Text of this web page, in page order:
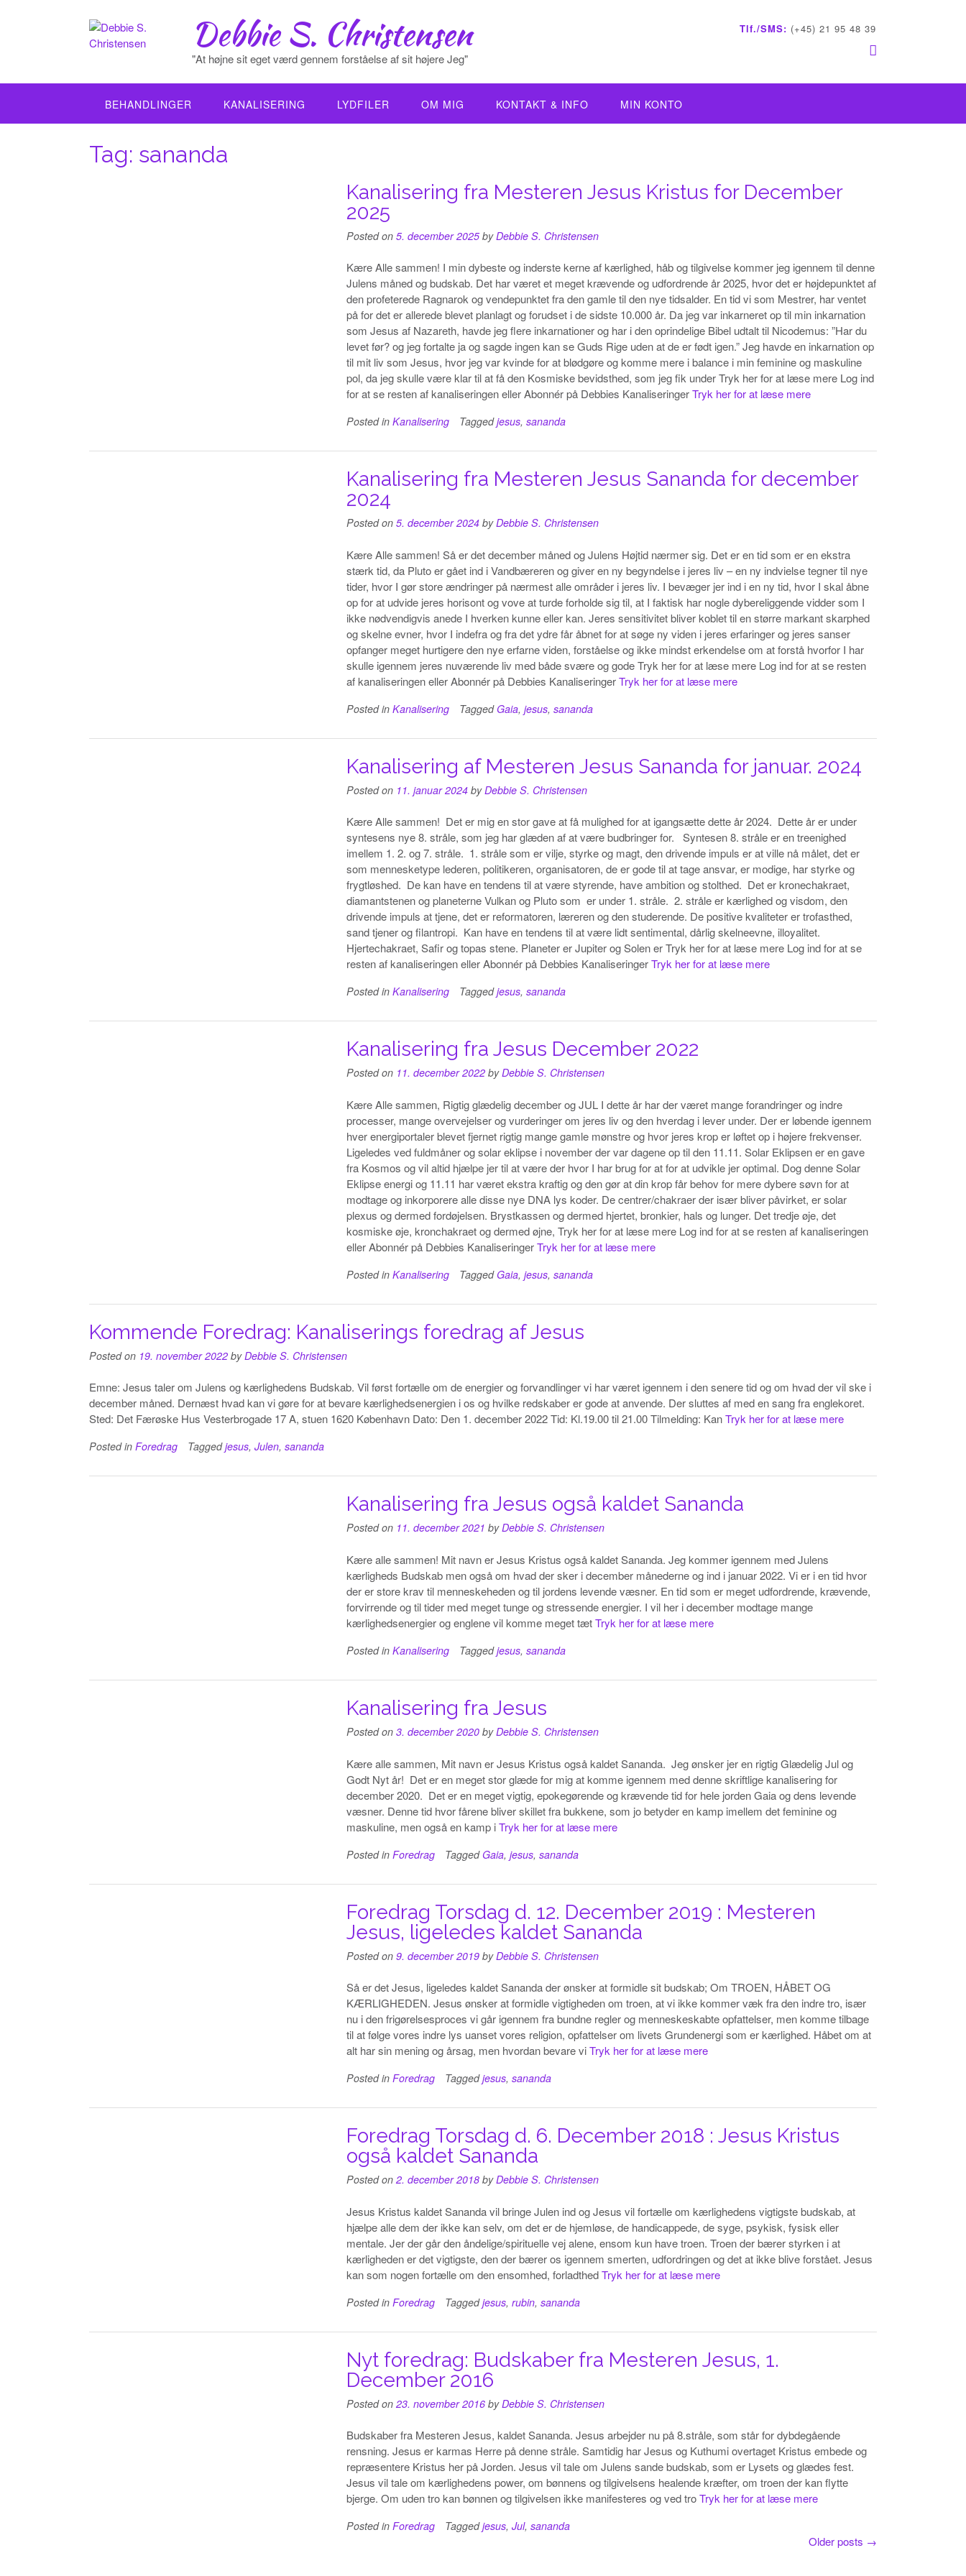
Debbie S. Christensen
"At højne sit eget værd gennem forståelse af sit højere Jeg"
Tlf./SMS: (+45) 21 95 48 39
BEHANDLINGER KANALISERING LYDFILER OM MIG KONTAKT & INFO MIN KONTO
Tag: sananda
Kanalisering fra Mesteren Jesus Kristus for December
2025
Posted on5. december 2025 byDebbie S. Christensen
Kære Alle sammen! I min dybeste og inderste kerne af kærlighed, håb og tilgivelse kommer jeg igennem til denne
Julens måned og budskab. Det har været et meget krævende og udfordrende år 2025, hvor det er højdepunktet af
den profeterede Ragnarok og vendepunktet fra den gamle til den nye tidsalder. En tid vi som Mestrer, har ventet
på for det er allerede blevet planlagt og forudset i de sidste 10.000 år. Da jeg var inkarneret op til min inkarnation
som Jesus af Nazareth, havde jeg flere inkarnationer og har i den oprindelige Bibel udtalt til Nicodemus: ”Har du
levet før? og jeg fortalte ja og sagde ingen kan se Guds Rige uden at de er født igen.” Jeg havde en inkarnation op
til mit liv som Jesus, hvor jeg var kvinde for at blødgøre og komme mere i balance i min feminine og maskuline
pol, da jeg skulle være klar til at få den Kosmiske bevidsthed, som jeg fik under Tryk her for at læse mere Log ind
for at se resten af kanaliseringen eller Abonnér på Debbies KanaliseringerTryk her for at læse mere
Posted inKanalisering Taggedjesus,sananda
Kanalisering fra Mesteren Jesus Sananda for december
2024
Posted on5. december 2024 byDebbie S. Christensen
Kære Alle sammen! Så er det december måned og Julens Højtid nærmer sig. Det er en tid som er en ekstra
stærk tid, da Pluto er gået ind i Vandbæreren og giver en ny begyndelse i jeres liv – en ny indvielse tegner til nye
tider, hvor I gør store ændringer på nærmest alle områder i jeres liv. I bevæger jer ind i en ny tid, hvor I skal åbne
op for at udvide jeres horisont og vove at turde forholde sig til, at I faktisk har nogle dybereliggende vidder som I
ikke nødvendigvis anede I hverken kunne eller kan. Jeres sensitivitet bliver koblet til en større markant skarphed
og skelne evner, hvor I indefra og fra det ydre får åbnet for at søge ny viden i jeres erfaringer og jeres sanser
opfanger meget hurtigere den nye erfarne viden, forståelse og ikke mindst erkendelse om at forstå hvorfor I har
skulle igennem jeres nuværende liv med både svære og gode Tryk her for at læse mere Log ind for at se resten
af kanaliseringen eller Abonnér på Debbies KanaliseringerTryk her for at læse mere
Posted inKanalisering Tagged Gaia,jesus,sananda
Kanalisering af Mesteren Jesus Sananda for januar. 2024
Posted on 11. januar 2024 byDebbie S. Christensen
Kære Alle sammen! Det er mig en stor gave at få mulighed for at igangsætte dette år 2024. Dette år er under
syntesens nye 8. stråle, som jeg har glæden af at være budbringer for. Syntesen 8. stråle er en treenighed
imellem 1. 2. og 7. stråle. 1. stråle som er vilje, styrke og magt, den drivende impuls er at ville nå målet, det er
som mennesketype lederen, politikeren, organisatoren, de er gode til at tage ansvar, er modige, har styrke og
frygtløshed. De kan have en tendens til at være styrende, have ambition og stolthed. Det er kronechakraet,
diamantstenen og planeterne Vulkan og Pluto som er under 1. stråle. 2. stråle er kærlighed og visdom, den
drivende impuls at tjene, det er reformatoren, læreren og den studerende. De positive kvaliteter er trofasthed,
sand tjener og filantropi. Kan have en tendens til at være lidt sentimental, dårlig skelneevne, illoyalitet.
Hjertechakraet, Safir og topas stene. Planeter er Jupiter og Solen er Tryk her for at læse mere Log ind for at se
resten af kanaliseringen eller Abonnér på Debbies KanaliseringerTryk her for at læse mere
Posted inKanalisering Taggedjesus,sananda
Kanalisering fra Jesus December 2022
Posted on 11. december 2022 byDebbie S. Christensen
Kære Alle sammen, Rigtig glædelig december og JUL I dette år har der været mange forandringer og indre
processer, mange overvejelser og vurderinger om jeres liv og den hverdag i lever under. Der er løbende igennem
hver energiportaler blevet fjernet rigtig mange gamle mønstre og hvor jeres krop er løftet op i højere frekvenser.
Ligeledes ved fuldmåner og solar eklipse i november der var dagene op til den 11.11. Solar Eklipsen er en gave
fra Kosmos og vil altid hjælpe jer til at være der hvor I har brug for at for at udvikle jer optimal. Dog denne Solar
Eklipse energi og 11.11 har været ekstra kraftig og den gør at din krop får behov for mere dybere søvn for at
modtage og inkorporere alle disse nye DNA lys koder. De centrer/chakraer der især bliver påvirket, er solar
plexus og dermed fordøjelsen. Brystkassen og dermed hjertet, bronkier, hals og lunger. Det tredje øje, det
kosmiske øje, kronchakraet og dermed øjne, Tryk her for at læse mere Log ind for at se resten af kanaliseringen
eller Abonnér på Debbies KanaliseringerTryk her for at læse mere
Posted inKanalisering Tagged Gaia,jesus,sananda
Kommende Foredrag: Kanaliserings foredrag af Jesus
Posted on 19. november 2022 byDebbie S. Christensen
Emne: Jesus taler om Julens og kærlighedens Budskab. Vil først fortælle om de energier og forvandlinger vi har været igennem i den senere tid og om hvad der vil ske i
december måned. Dernæst hvad kan vi gøre for at bevare kærlighedsenergien i os og hvilke redskaber er gode at anvende. Der sluttes af med en sang fra englekoret.
Sted: Det Færøske Hus Vesterbrogade 17 A, stuen 1620 København Dato: Den 1. december 2022 Tid: Kl.19.00 til 21.00 Tilmelding: KanTryk her for at læse mere
Posted in Foredrag Taggedjesus, Julen, sananda
Kanalisering fra Jesus også kaldet Sananda
Posted on 11. december 2021 byDebbie S. Christensen
Kære alle sammen! Mit navn er Jesus Kristus også kaldet Sananda. Jeg kommer igennem med Julens
kærligheds Budskab men også om hvad der sker i december månederne og ind i januar 2022. Vi er i en tid hvor
der er store krav til menneskeheden og til jordens levende væsner. En tid som er meget udfordrende, krævende,
forvirrende og til tider med meget tunge og stressende energier. I vil her i december modtage mange
kærlighedsenergier og englene vil komme meget tætTryk her for at læse mere
Posted inKanalisering Taggedjesus,sananda
Kanalisering fra Jesus
Posted on3. december 2020 byDebbie S. Christensen
Kære alle sammen, Mit navn er Jesus Kristus også kaldet Sananda. Jeg ønsker jer en rigtig Glædelig Jul og
Godt Nyt år! Det er en meget stor glæde for mig at komme igennem med denne skriftlige kanalisering for
december 2020. Det er en meget vigtig, epokegørende og krævende tid for hele jorden Gaia og dens levende
væsner. Denne tid hvor fårene bliver skillet fra bukkene, som jo betyder en kamp imellem det feminine og
maskuline, men også en kamp iTryk her for at læse mere
Posted inForedrag Tagged Gaia,jesus,sananda
Foredrag Torsdag d. 12. December 2019 : Mesteren
Jesus, ligeledes kaldet Sananda
Posted on9. december 2019 byDebbie S. Christensen
Så er det Jesus, ligeledes kaldet Sananda der ønsker at formidle sit budskab; Om TROEN, HÅBET OG
KÆRLIGHEDEN. Jesus ønsker at formidle vigtigheden om troen, at vi ikke kommer væk fra den indre tro, især
nu i den frigørelsesproces vi går igennem fra bundne regler og menneskeskabte opfattelser, men komme tilbage
til at følge vores indre lys uanset vores religion, opfattelser om livets Grundenergi som er kærlighed. Håbet om at
alt har sin mening og årsag, men hvordan bevare viTryk her for at læse mere
Posted inForedrag Taggedjesus,sananda
Foredrag Torsdag d. 6. December 2018 : Jesus Kristus
også kaldet Sananda
Posted on2. december 2018 byDebbie S. Christensen
Jesus Kristus kaldet Sananda vil bringe Julen ind og Jesus vil fortælle om kærlighedens vigtigste budskab, at
hjælpe alle dem der ikke kan selv, om det er de hjemløse, de handicappede, de syge, psykisk, fysisk eller
mentale. Jer der går den åndelige/spirituelle vej alene, ensom kun have troen. Troen der bærer styrken i at
kærligheden er det vigtigste, den der bærer os igennem smerten, udfordringen og det at ikke blive forstået. Jesus
kan som nogen fortælle om den ensomhed, forladthedTryk her for at læse mere
Posted inForedrag Taggedjesus,rubin,sananda
Nyt foredrag: Budskaber fra Mesteren Jesus, 1.
December 2016
Posted on23. november 2016 byDebbie S. Christensen
Budskaber fra Mesteren Jesus, kaldet Sananda. Jesus arbejder nu på 8.stråle, som står for dybdegående
rensning. Jesus er karmas Herre på denne stråle. Samtidig har Jesus og Kuthumi overtaget Kristus embede og
repræsentere Kristus her på Jorden. Jesus vil tale om Julens sande budskab, som er Lysets og glædes fest.
Jesus vil tale om kærlighedens power, om bønnens og tilgivelsens healende kræfter, om troen der kan flytte
bjerge. Om uden tro kan bønnen og tilgivelsen ikke manifesteres og ved troTryk her for at læse mere
Posted inForedrag Taggedjesus,Jul,sananda
Older posts →